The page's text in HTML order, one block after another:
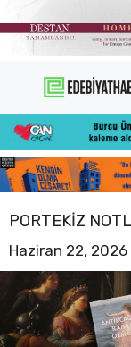
atla
PORTEKIZ
Haziran 22, 2026